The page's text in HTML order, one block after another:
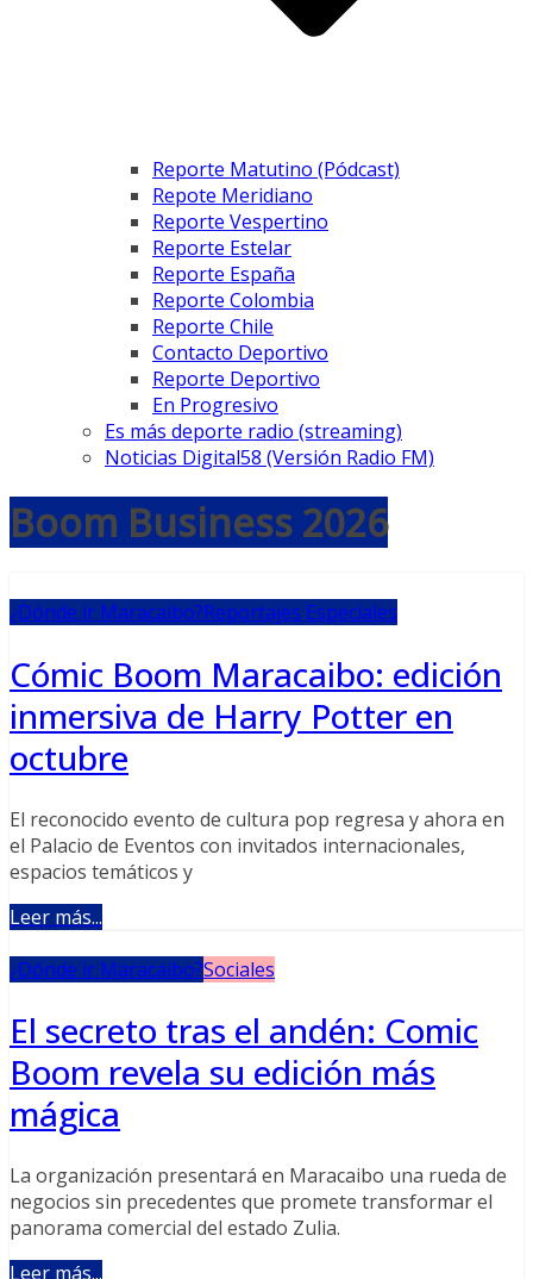
Reporte Matutino (Pódcast)
Repote Meridiano
Reporte Vespertino
Reporte Estelar
Reporte España
Reporte Colombia
Reporte Chile
Contacto Deportivo
Reporte Deportivo
En Progresivo
Es más deporte radio (streaming)
Noticias Digital58 (Versión Radio FM)
Boom Business 2026
¿Dónde ir Maracaibo?Reportajes Especiales
Cómic Boom Maracaibo: edición
inmersiva de Harry Potter en
octubre
El reconocido evento de cultura pop regresa y ahora en
el Palacio de Eventos con invitados internacionales,
espacios temáticos y
Leer más...
¿Dónde ir Maracaibo?Sociales
El secreto tras el andén: Comic
Boom revela su edición más
mágica
La organización presentará en Maracaibo una rueda de
negocios sin precedentes que promete transformar el
panorama comercial del estado Zulia.
Leer más...